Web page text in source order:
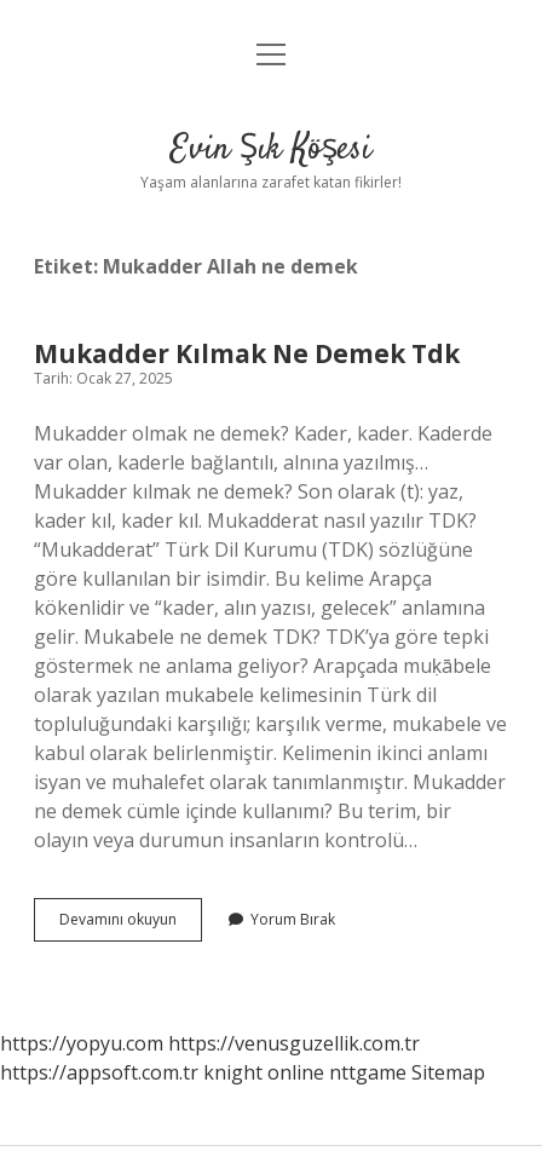
Anasayfa
Yasal Uyarı
menüyü
Evin Şık Köşesi
Yaşam alanlarına zarafet katan fikirler!
Etiket: Mukadder Allah ne demek
Mukadder Kılmak Ne Demek Tdk
Tarih: Ocak 27, 2025
Mukadder olmak ne demek? Kader, kader. Kaderde
var olan, kaderle bağlantılı, alnına yazılmış…
Mukadder kılmak ne demek? Son olarak (t): yaz,
kader kıl, kader kıl. Mukadderat nasıl yazılır TDK?
“Mukadderat” Türk Dil Kurumu (TDK) sözlüğüne
göre kullanılan bir isimdir. Bu kelime Arapça
kökenlidir ve “kader, alın yazısı, gelecek” anlamına
gelir. Mukabele ne demek TDK? TDK’ya göre tepki
göstermek ne anlama geliyor? Arapçada muḳābele
olarak yazılan mukabele kelimesinin Türk dil
topluluğundaki karşılığı; karşılık verme, mukabele ve
kabul olarak belirlenmiştir. Kelimenin ikinci anlamı
isyan ve muhalefet olarak tanımlanmıştır. Mukadder
ne demek cümle içinde kullanımı? Bu terim, bir
olayın veya durumun insanların kontrolü…
Devamını okuyun Mukadder
Kılmak
Yorum Bırak
https://yopyu.com https://venusguzellik.com.tr
https://appsoft.com.tr knight online nttgame Sitemap